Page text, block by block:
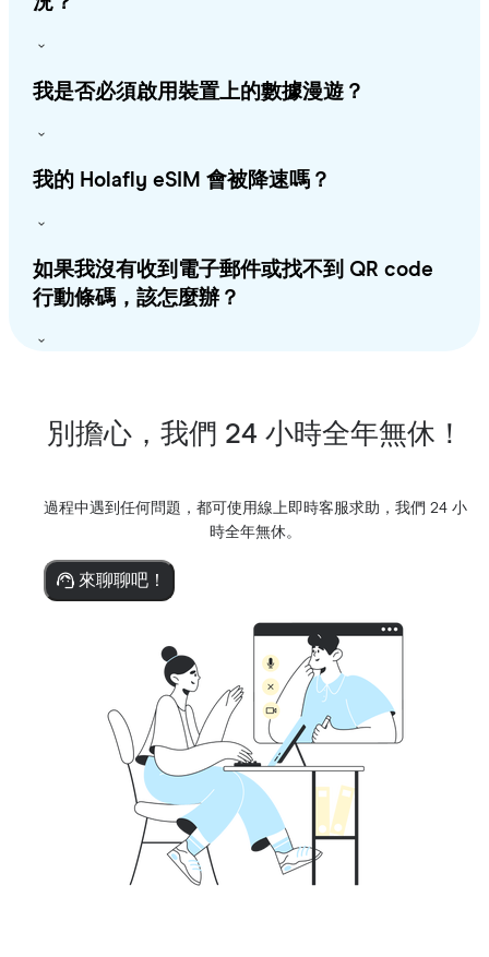
我是否必須啟用裝置上的數據漫遊？
我的 Holafly eSIM 會被降速嗎？
如果我沒有收到電子郵件或找不到 QR code
行動條碼，該怎麼辦？
別擔心，我們 24 小時全年無休！
過程中遇到任何問題，都可使用線上即時客服求助，我們 24 小
時全年無休。
來聊聊吧！